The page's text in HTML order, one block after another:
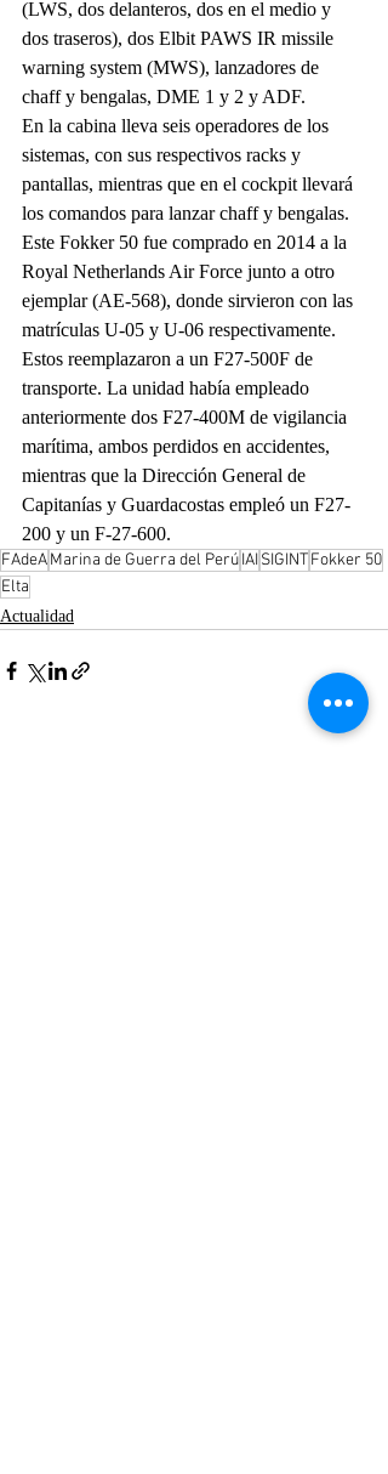
(LWS, dos delanteros, dos en el medio y
dos traseros), dos Elbit PAWS IR missile
warning system (MWS), lanzadores de
chaff y bengalas, DME 1 y 2 y ADF.
En la cabina lleva seis operadores de los
sistemas, con sus respectivos racks y
pantallas, mientras que en el cockpit llevará
los comandos para lanzar chaff y bengalas.
Este Fokker 50 fue comprado en 2014 a la
Royal Netherlands Air Force junto a otro
ejemplar (AE-568), donde sirvieron con las
matrículas U-05 y U-06 respectivamente.
Estos reemplazaron a un F27-500F de
transporte. La unidad había empleado
anteriormente dos F27-400M de vigilancia
marítima, ambos perdidos en accidentes,
mientras que la Dirección General de
Capitanías y Guardacostas empleó un F27-
200 y un F-27-600.
FAdeAMarina de Guerra del PerúIAISIGINTFokker 50
Elta
Actualidad